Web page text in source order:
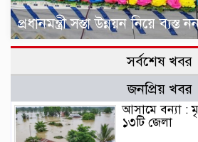
প্রধানমন্ত্রী সস্তা উন্নয়ন নিয়ে ব্যস্ত
সর্বশেষ খবর
জনপ্রিয় খবর
আসামে বন্যা :
১৩টি জেলা